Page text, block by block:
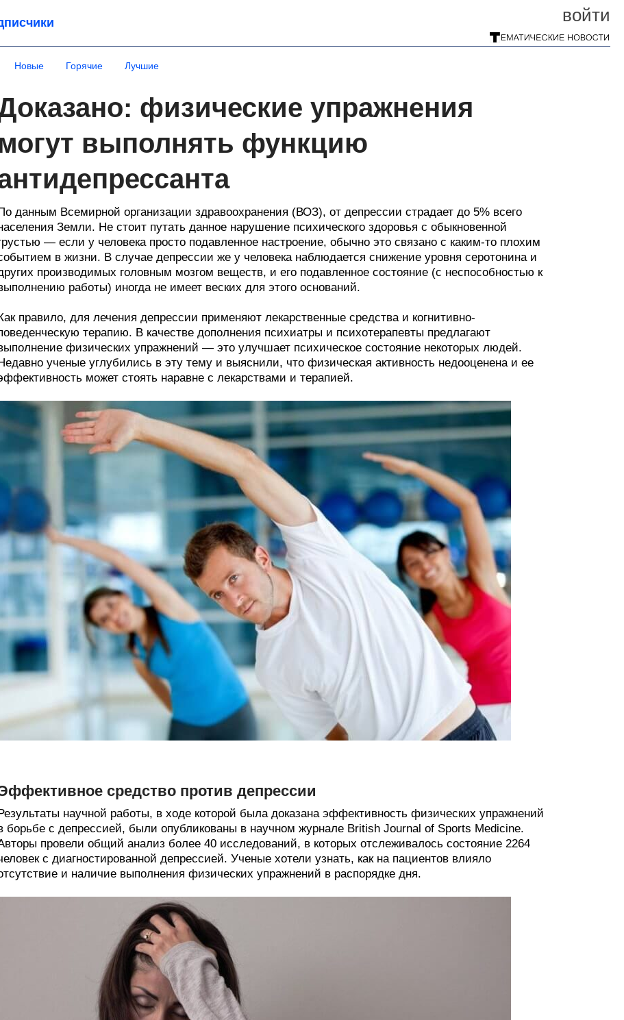
войти
Новые Горячие Лучшие
физические упражнения
выполнять функцию
данным Всемирной организации здравоохранения (ВОЗ), от депрессии страдает до 5% всего
Земли. Не стоит путать данное нарушение психического здоровья с обыкновенной
— если у человека просто подавленное настроение, обычно это связано с каким-то плохим
в жизни. В случае депрессии же у человека наблюдается снижение уровня серотонина и
производимых головным мозгом веществ, и его подавленное состояние (с неспособностью к
работы) иногда не имеет веских для этого оснований.
правило, для лечения депрессии применяют лекарственные средства и когнитивно-
терапию. В качестве дополнения психиатры и психотерапевты предлагают
физических упражнений — это улучшает психическое состояние некоторых людей.
ученые углубились в эту тему и выяснили, что физическая активность недооценена и ее
может стоять наравне с лекарствами и терапией.
средство против депрессии
научной работы, в ходе которой была доказана эффективность физических упражнений
борьбе с депрессией, были опубликованы в научном журнале British Journal of Sports Medicine.
провели общий анализ более 40 исследований, в которых отслеживалось состояние 2264
с диагностированной депрессией. Ученые хотели узнать, как на пациентов влияло
и наличие выполнения физических упражнений в распорядке дня.